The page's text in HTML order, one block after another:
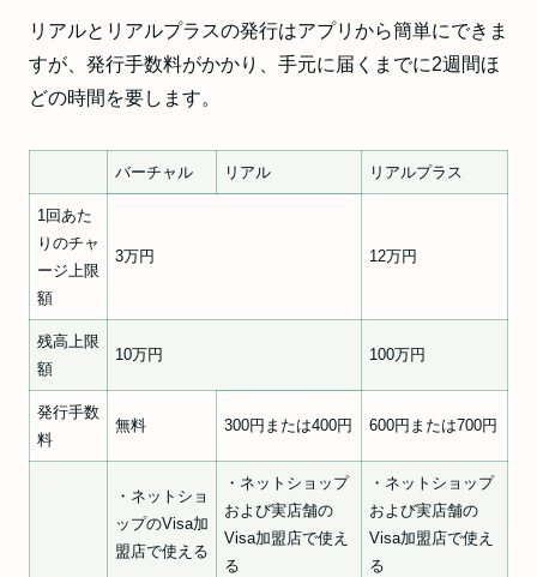
リアルとリアルプラスの発行はアプリから簡単にできま
すが、発行手数料がかかり、手元に届くまでに2週間ほ
どの時間を要します。
バーチャル リアル リアルプラス
1回あた
りのチャ
ージ上限
額
3万円 12万円
残高上限
額
10万円 100万円
発行手数
料
無料 300円または400円 600円または700円
・ネットショ
ップのVisa加
盟店で使える
・ネットショップ
および実店舗の
Visa加盟店で使え
る
・ネットショップ
および実店舗の
Visa加盟店で使え
る